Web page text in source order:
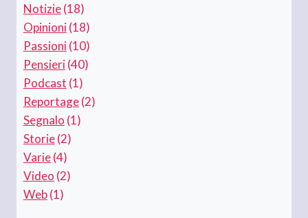
Notizie(18)
Opinioni(18)
Passioni(10)
Pensieri(40)
Podcast (1)
Reportage(2)
Segnalo (1)
Storie(2)
Varie(4)
Video (2)
Web(1)